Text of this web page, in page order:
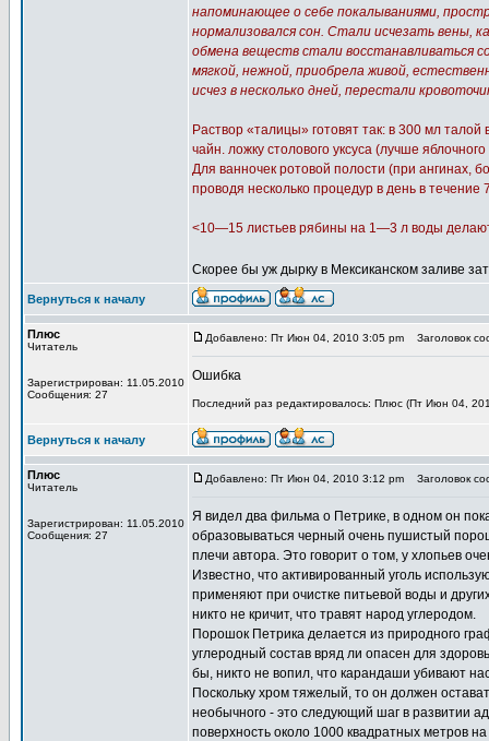
напоминающее о себе покалываниями,
нормализовался сон. Стали исчезать вены,
обмена веществ стали восстанавливаться
мягкой, нежной, приобрела живой,
исчез в несколько дней, перестали
Раствор «талицы» готовят так: в 300 мл
чайн. ложку столового уксуса (лучше
Для ванночек ротовой полости (при ангинах,
проводя несколько процедур в день в течение
<10—15 листьев рябины на 1—3 л воды
Скорее бы уж дырку в Мексиканском заливе
Вернуться к началу
Плюс
Читатель
Зарегистрирован: 11.05.2010
Сообщения: 27
Добавлено: Пт Июн 04, 2010 3:05 pm Заголовок
Ошибка
Последний раз редактировалось: Плюс (Пт Июн 04,
Вернуться к началу
Плюс
Читатель
Зарегистрирован: 11.05.2010
Сообщения: 27
Добавлено: Пт Июн 04, 2010 3:12 pm Заголовок
Я видел два фильма о Петрике, в одном он
образовываться черный очень пушистый
плечи автора. Это говорит о том, у хлопьев
Известно, что активированный уголь
применяют при очистке питьевой воды и
никто не кричит, что травят народ углеродом.
Порошок Петрика делается из природного
углеродный состав вряд ли опасен для
бы, никто не вопил, что карандаши убивают
Поскольку хром тяжелый, то он должен
необычного - это следующий шаг в развитии
поверхность около 1000 квадратных метров